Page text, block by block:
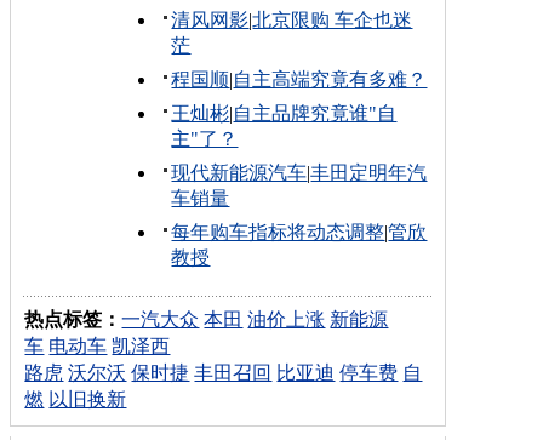
清风网影|北京限购 车企也迷
茫
程国顺|自主高端究竟有多难？
王灿彬|自主品牌究竟谁"自
主"了？
现代新能源汽车|丰田定明年汽
车销量
每年购车指标将动态调整|管欣
教授
热点标签：一汽大众 本田 油价上涨 新能源
车 电动车 凯泽西
路虎 沃尔沃 保时捷 丰田召回 比亚迪 停车费 自
燃 以旧换新